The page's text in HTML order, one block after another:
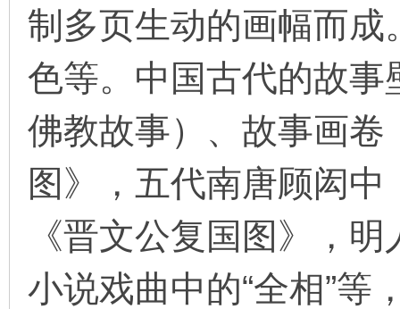
制多页生动的画幅而
色等。中国古代的故
佛教故事）、故事画
图》，五代南唐顾闳
《晋文公复国图》，
小说戏曲中的“全相”等